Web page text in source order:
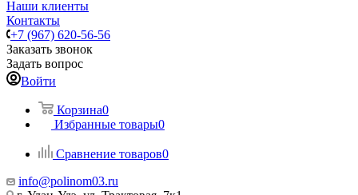
Наши клиенты
Контакты
+7 (967) 620-56-56
Заказать звонок
Задать вопрос
Войти
Корзина0
Избранные товары0
Сравнение товаров0
info@polinom03.ru